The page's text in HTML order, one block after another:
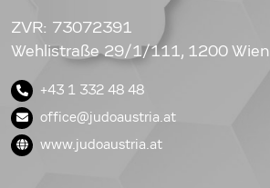
ZVR: 73072391
Wehlistraße 29/1/111, 1200 Wien
+43 1 332 48 48
office@judoaustria.at
www.judoaustria.at